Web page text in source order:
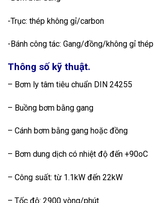
-Trục: thép không gỉ/carbon
-Bánh công tác: Gang/đồng/không gỉ thép
Thông số kỹ thuật.
– Bơm ly tâm tiêu chuẩn DIN 24255
– Buồng bơm bằng gang
– Cánh bơm bằng gang hoặc đồng
– Bơm dung dịch có nhiệt độ đến +90oC
– Công suất: từ 1.1kW đến 22kW
– Tốc độ: 2900 vòng/phút